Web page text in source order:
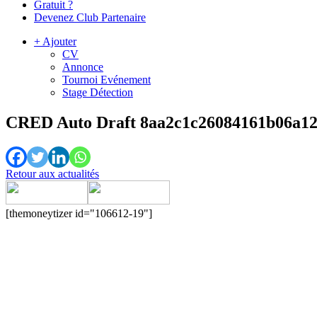
Gratuit ?
Devenez Club Partenaire
+ Ajouter
CV
Annonce
Tournoi Evénement
Stage Détection
CRED Auto Draft
Retour aux actualités
[themoneytizer id="106612-19"]